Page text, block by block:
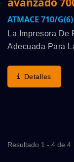
ATMACE 710/G(6)
La Impresora De
Adecuada Para
Transferencia
Detalles
Resultado 1 - 4 de 4